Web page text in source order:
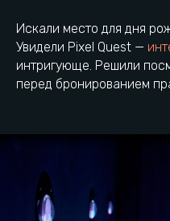
Искали место для дня
Увидели Pixel Quest —
интригующе. Решили
перед бронированием